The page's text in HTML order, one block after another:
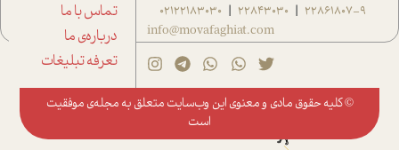
22861807-9
|
22843030
|
02122183030
info@movafaghiat.com
تماس با ما
درباره‌ی ما
تعرفه تبلیغات
© کلیه حقوق مادی و معنوی این وب‌سایت متعلق به مجله‌ی موفقیت
است